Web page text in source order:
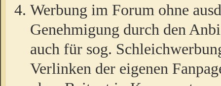
Werbung im Forum ohne
Genehmigung durch den
auch für sog.
Verlinken der eigenen